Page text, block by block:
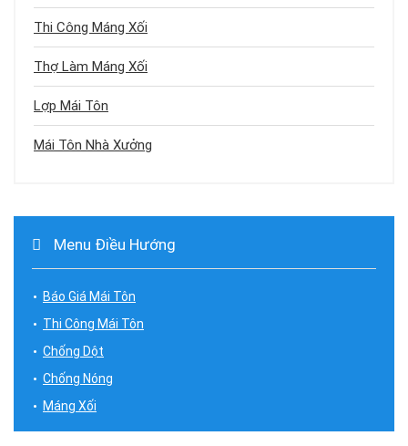
Thi Công Máng Xối
Thợ Làm Máng Xối
Lợp Mái Tôn
Mái Tôn Nhà Xưởng
Menu Điều Hướng
Báo Giá Mái Tôn
Thi Công Mái Tôn
Chống Dột
Chống Nóng
Máng Xối